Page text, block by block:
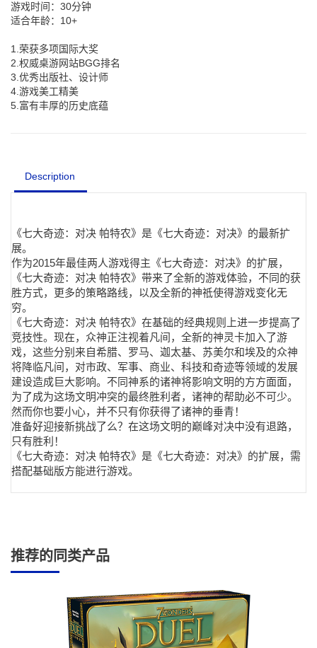
游戏时间：30分钟
适合年龄：10+
1.荣获多项国际大奖
2.权威桌游网站BGG排名
3.优秀出版社、设计师
4.游戏美工精美
5.富有丰厚的历史底蕴
Description
《七大奇迹：对决 帕特农》是《七大奇迹：对决》的最新扩
展。
作为2015年最佳两人游戏得主《七大奇迹：对决》的扩展，
《七大奇迹：对决 帕特农》带来了全新的游戏体验，不同的获
胜方式，更多的策略路线，以及全新的神祗使得游戏变化无
穷。
《七大奇迹：对决 帕特农》在基础的经典规则上进一步提高了
竞技性。现在，众神正注视着凡间，全新的神灵卡加入了游
戏，这些分别来自希腊、罗马、迦太基、苏美尔和埃及的众神
将降临凡间，对市政、军事、商业、科技和奇迹等领域的发展
建设造成巨大影响。不同神系的诸神将影响文明的方方面面，
为了成为这场文明冲突的最终胜利者，诸神的帮助必不可少。
然而你也要小心，并不只有你获得了诸神的垂青！
准备好迎接新挑战了么？在这场文明的巅峰对决中没有退路，
只有胜利！
《七大奇迹：对决 帕特农》是《七大奇迹：对决》的扩展，需
搭配基础版方能进行游戏。
推荐的同类产品